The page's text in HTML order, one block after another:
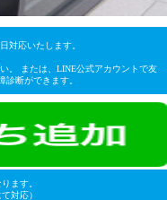
対応いたします。
。 または、LINE公式アカウントで友
診断ができます。
ます。
対応）